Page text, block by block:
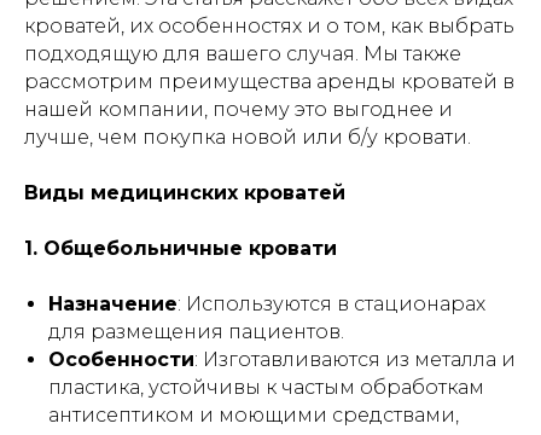
кроватей, их особенностях и о том, как выбрать
подходящую для вашего случая. Мы также
рассмотрим преимущества аренды кроватей в
нашей компании, почему это выгоднее и
лучше, чем покупка новой или б/у кровати.
Виды медицинских кроватей
1. Общебольничные кровати
Назначение: Используются в стационарах
для размещения пациентов.
Особенности: Изготавливаются из металла и
пластика, устойчивы к частым обработкам
антисептиком и моющими средствами,